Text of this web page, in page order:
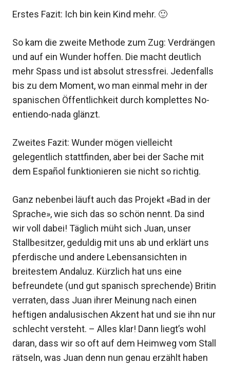
Erstes Fazit: Ich bin kein Kind mehr. 🙂
So kam die zweite Methode zum Zug: Verdrängen
und auf ein Wunder hoffen. Die macht deutlich
mehr Spass und ist absolut stressfrei. Jedenfalls
bis zu dem Moment, wo man einmal mehr in der
spanischen Öffentlichkeit durch komplettes No-
entiendo-nada glänzt.
Zweites Fazit: Wunder mögen vielleicht
gelegentlich stattfinden, aber bei der Sache mit
dem Español funktionieren sie nicht so richtig.
Ganz nebenbei läuft auch das Projekt «Bad in der
Sprache», wie sich das so schön nennt. Da sind
wir voll dabei! Täglich müht sich Juan, unser
Stallbesitzer, geduldig mit uns ab und erklärt uns
pferdische und andere Lebensansichten in
breitestem Andaluz. Kürzlich hat uns eine
befreundete (und gut spanisch sprechende) Britin
verraten, dass Juan ihrer Meinung nach einen
heftigen andalusischen Akzent hat und sie ihn nur
schlecht versteht. – Alles klar! Dann liegt’s wohl
daran, dass wir so oft auf dem Heimweg vom Stall
rätseln, was Juan denn nun genau erzählt haben